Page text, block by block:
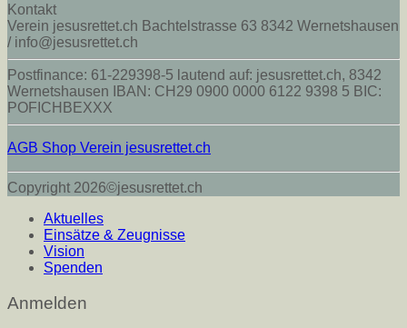
Kontakt
Verein jesusrettet.ch Bachtelstrasse 63 8342 Wernetshausen
/ info@jesusrettet.ch
Postfinance: 61-229398-5 lautend auf: jesusrettet.ch, 8342
Wernetshausen IBAN: CH29 0900 0000 6122 9398 5 BIC:
POFICHBEXXX
AGB Shop Verein jesusrettet.ch
Copyright 2026©jesusrettet.ch
Aktuelles
Einsätze & Zeugnisse
Vision
Spenden
Anmelden